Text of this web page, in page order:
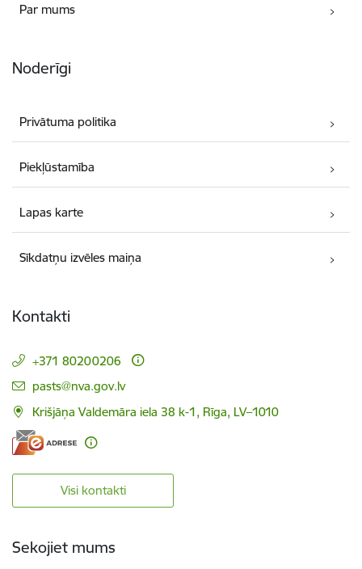
Par mums
Noderīgi
Privātuma politika
Piekļūstamība
Lapas karte
Sīkdatņu izvēles maiņa
Kontakti
+371 80200206
E-pasts:
pasts@nva.gov.lv
Krišjāņa Valdemāra iela 38 k-1, Rīga, LV–1010
Visi kontakti
Sekojiet mums